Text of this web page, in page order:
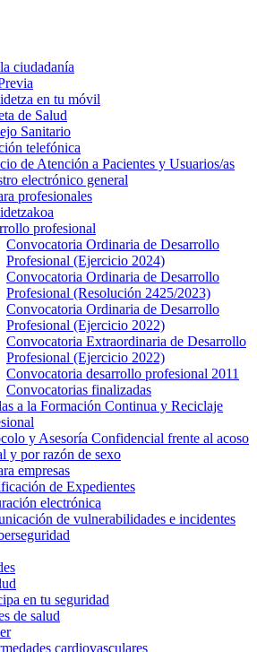
ciudadanía
en tu móvil
de Salud
Sanitario
telefónica
de Atención a Pacientes y Usuarios/as
electrónico general
profesionales
profesional
Convocatoria Ordinaria de Desarrollo
Profesional (Ejercicio 2024)
Convocatoria Ordinaria de Desarrollo
Profesional (Resolución 2425/2023)
Convocatoria Ordinaria de Desarrollo
Profesional (Ejercicio 2022)
Convocatoria Extraordinaria de Desarrollo
Profesional (Ejercicio 2022)
Convocatoria desarrollo profesional 2011
Convocatorias finalizadas
a la Formación Continua y Reciclaje
y Asesoría Confidencial frente al acoso
y por razón de sexo
empresas
de Expedientes
electrónica
de vulnerabilidades e incidentes
en tu seguridad
de salud
cardiovasculares